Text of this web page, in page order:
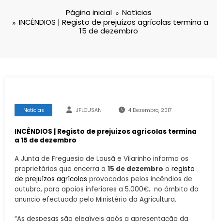
Página inicial
Notícias
INCÊNDIOS | Registo de prejuízos agrícolas termina a
15 de dezembro
Notícias JFLOUSAN 4 Dezembro, 2017
INCÊNDIOS | Registo de prejuízos agrícolas termina
a 15 de dezembro
A Junta de Freguesia de Lousã e Vilarinho informa os
proprietários que encerra a 15 de dezembro o registo
de prejuízos agrícolas provocados pelos incêndios de
outubro, para apoios inferiores a 5.000€, no âmbito do
anuncio efectuado pelo Ministério da Agricultura.
“As despesas são elegíveis após a apresentação da